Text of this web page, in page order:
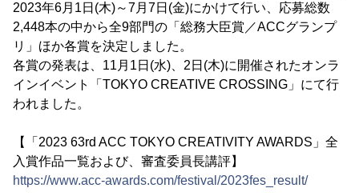
2023年6月1日(木)～7月7日(金)にかけて行い、応募総数
2,448本の中から全9部門の「総務大臣賞／ACCグランプ
リ」ほか各賞を決定しました。
各賞の発表は、11月1日(水)、2日(木)に開催されたオンラ
インイベント「TOKYO CREATIVE CROSSING」にて行
われました。
【「2023 63rd ACC TOKYO CREATIVITY AWARDS」全
入賞作品一覧および、審査委員長講評】
https://www.acc-awards.com/festival/2023fes_result/